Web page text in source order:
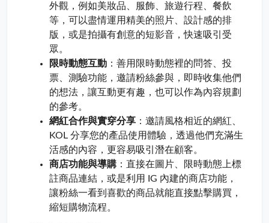
外觀，例如美妝品、服飾、旅遊行程、餐飲
等，可以盡情運用精美的照片、設計感的排
版，或是拍攝有創意的短影音，快速吸引受
眾。
限時動態互動 ：善用限時動態裡的問答、投
票、測驗功能，邀請粉絲參與，即時收集他們
的想法，讓互動更有趣，也可以作為內容規劃
的參考。
網紅合作與實穿分享 ：邀請風格相近的網紅、
KOL 分享您的產品使用體驗，透過他們充滿生
活感的內容，更容易吸引潛在顧客。
商店功能與導購 ：直接在圖片、限時動態上標
註商品連結，或是利用 IG 內建的商店功能，
讓粉絲一看到喜歡的商品就能直接點擊購買，
縮短購物流程。